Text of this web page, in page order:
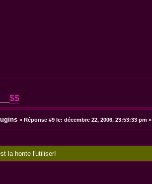
$$
« Réponse #9 le: décembre 22, 2006, 23:53:33 pm »
la honte l'utiliser!